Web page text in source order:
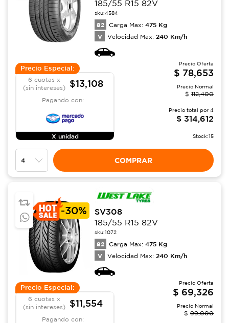
185/55 R15 82V
sku:4584
82 Carga Max: 475 Kg
V Velocidad Max: 240 Km/h
Precio Especial:
6 cuotas x
(sin intereses)
$13,108
Pagando con:
X unidad
Precio Oferta
$ 78,653
Precio Normal
$ 112,400
Precio total por 4
$ 314,612
Stock:15
COMPRAR
-30%
SV308
185/55 R15 82V
sku:1072
82 Carga Max: 475 Kg
V Velocidad Max: 240 Km/h
Precio Especial:
6 cuotas x
(sin intereses)
$11,554
Pagando con:
Precio Oferta
$ 69,326
Precio Normal
$ 99,000